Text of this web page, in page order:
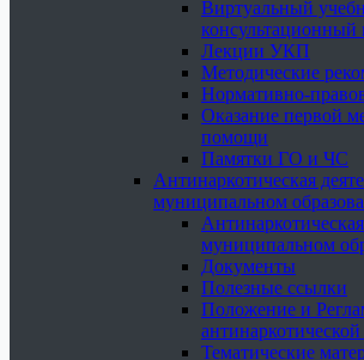
Виртуальный
Лекции УКП
Методические
Нормативно-
Оказание первой
помощи
Памятки ГО и ЧС
Антинаркотическая
муниципальном
муниципальном
Документы
Полезные ссылки
Положение и
Тематические